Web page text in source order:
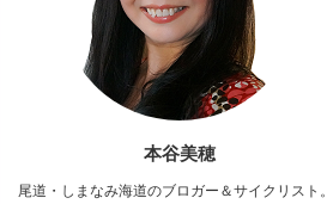
本谷美穂
尾道・しまなみ海道のブロガー＆サイクリスト。